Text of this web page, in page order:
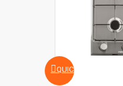
QUICKVIEW